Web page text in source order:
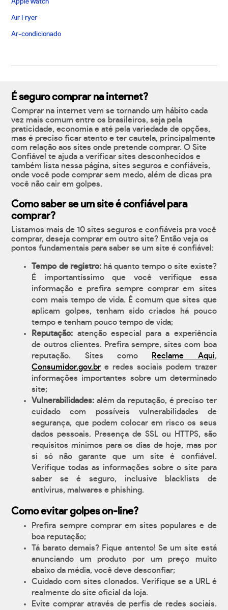
Apple Watch
Air Fryer
Ar-condicionado
É seguro comprar na internet?
Comprar na internet vem se tornando um hábito cada
vez mais comum entre os brasileiros, seja pela
praticidade, economia e até pela variedade de opções,
mas é preciso ficar atento e ter cautela, principalmente
com relação aos sites onde pretende comprar. O Site
Confiável te ajuda a verificar sites desconhecidos e
também lista nessa página, sites seguros e confiáveis,
onde você pode comprar sem medo, além de dicas pra
você não cair em golpes.
Como saber se um site é confiável para
comprar?
Listamos mais de 10 sites seguros e confiáveis pra você
comprar, deseja comprar em outro site? Então veja os
pontos fundamentais para saber se um site é confiável:
Tempo de registro:há quanto tempo o site existe?
É importantíssimo que você verifique essa
informação e prefira sempre comprar em sites
com mais tempo de vida. É comum que sites que
aplicam golpes, tenham sido criados há pouco
tempo e tenham pouco tempo de vida;
Reputação: atenção especial para a experiência
de outros clientes. Prefira sempre, sites com boa
reputação. Sites como
Reclame Aqui,
Consumidor.gov.br e redes sociais podem trazer
informações importantes sobre um determinado
site;
Vulnerabilidades: além da reputação, é preciso ter
cuidado com possíveis vulnerabilidades de
segurança, que podem colocar em risco os seus
dados pessoais. Presença de SSL ou HTTPS, são
requisitos mínimos para os dias de hoje, mas por
si só não garante que um site é confiável.
Verifique todas as informações sobre o site para
saber se é seguro, inclusive blacklists de
antívirus, malwares e phishing.
Como evitar golpes on-line?
Prefira sempre comprar em sites populares e de
boa reputação;
Tá barato demais? Fique antento! Se um site está
anunciando um produto por um preço muito
abaixo da média, você deve desconfiar;
Cuidado com sites clonados. Verifique se a URL é
realmente do site oficial da loja.
Evite comprar através de perfis de redes sociais.